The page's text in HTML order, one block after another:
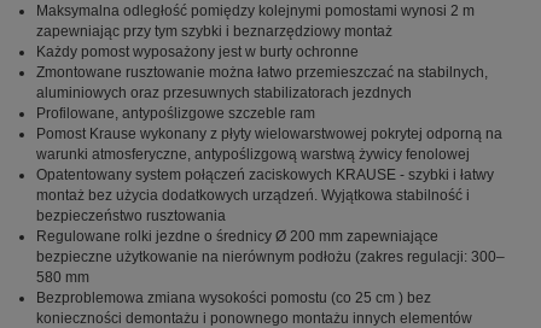
Maksymalna odległość pomiędzy kolejnymi pomostami wynosi 2 m
zapewniając przy tym szybki i beznarzędziowy montaż
Każdy pomost wyposażony jest w burty ochronne
Zmontowane rusztowanie można łatwo przemieszczać na stabilnych,
aluminiowych oraz przesuwnych stabilizatorach jezdnych
Profilowane, antypoślizgowe szczeble ram
Pomost Krause wykonany z płyty wielowarstwowej pokrytej odporną na
warunki atmosferyczne, antypoślizgową warstwą żywicy fenolowej
Opatentowany system połączeń zaciskowych KRAUSE - szybki i łatwy
montaż bez użycia dodatkowych urządzeń. Wyjątkowa stabilność i
bezpieczeństwo rusztowania
Regulowane rolki jezdne o średnicy Ø 200 mm zapewniające
bezpieczne użytkowanie na nierównym podłożu (zakres regulacji: 300–
580 mm
Bezproblemowa zmiana wysokości pomostu (co 25 cm ) bez
konieczności demontażu i ponownego montażu innych elementów